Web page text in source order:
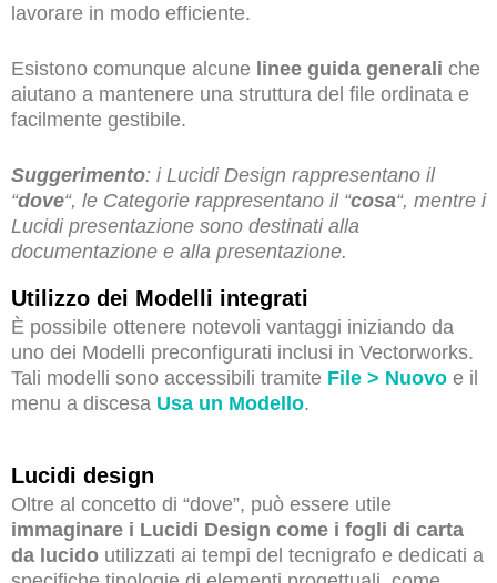
lavorare in modo efficiente.
Esistono comunque alcune linee guida generali che
aiutano a mantenere una struttura del file ordinata e
facilmente gestibile.
Suggerimento: i Lucidi Design rappresentano il
“dove“, le Categorie rappresentano il “cosa“, mentre i
Lucidi presentazione sono destinati alla
documentazione e alla presentazione.
Utilizzo dei Modelli integrati
È possibile ottenere notevoli vantaggi iniziando da
uno dei Modelli preconfigurati inclusi in Vectorworks.
Tali modelli sono accessibili tramite File > Nuovo e il
menu a discesa Usa un Modello.
Lucidi design
Oltre al concetto di “dove”, può essere utile
immaginare i Lucidi Design come i fogli di carta
da lucido utilizzati ai tempi del tecnigrafo e dedicati a